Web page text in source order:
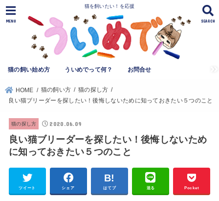
猫を飼いたい！を応援
SEARCH
MENU
猫の飼い始め方 ういめでって何？ お問合せ
HOME 猫の飼い方
猫の探し方
良い猫ブリーダーを探したい！後悔しないために知っておきたい５つのこと
猫の探し方 2020.06.09
良い猫ブリーダーを探したい！後悔しないため
に知っておきたい５つのこと
ツイート シェア はてブ 送る Pocket